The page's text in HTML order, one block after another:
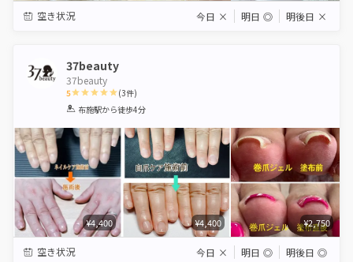
空き状況 今日 × 明日 ◎ 明後日 ×
37beauty
37beauty
5
1 2 3 4 5
(3件)
布施駅から徒歩4分
¥4,400 ¥4,400 ¥2,750
空き状況 今日 × 明日 ◎ 明後日 ◎